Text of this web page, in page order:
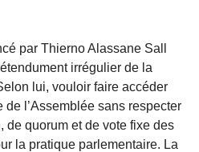
par Thierno Alassane Sall
irrégulier de la
lui, vouloir faire accéder
l’Assemblée sans respecter
de quorum et de vote fixe des
la pratique parlementaire. La